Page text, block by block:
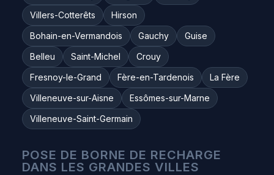
Villers-Cotterêts
Hirson
Bohain-en-Vermandois
Gauchy
Guise
Belleu
Saint-Michel
Crouy
Fresnoy-le-Grand
Fère-en-Tardenois
La Fère
Villeneuve-sur-Aisne
Essômes-sur-Marne
Villeneuve-Saint-Germain
POSE DE BORNE DE RECHARGE
DANS LES GRANDES VILLES